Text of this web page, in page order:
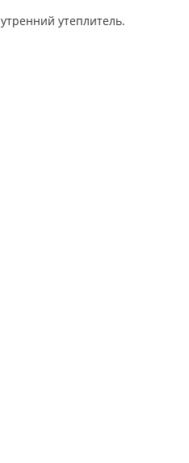
утеплитель.